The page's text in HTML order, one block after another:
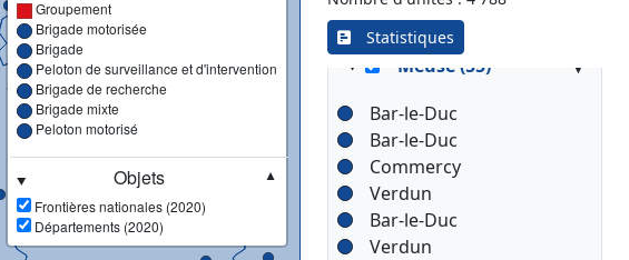
Groupement
Brigade motorisée
Brigade
Peloton de surveillance et d'intervention
Brigade de recherche
Brigade mixte
Peloton motorisé
Objets
▼
Frontières nationales (2020)
Départements (2020)
Statistiques
Meuse (55) ▾
Bar-le-Duc
Bar-le-Duc
Commercy
Verdun
Bar-le-Duc
Verdun